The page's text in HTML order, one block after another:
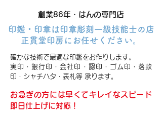
創業86年・はんの専門店
印鑑・印章は印章彫刻一級技能士の店
正貫堂印房にお任せください。
確かな技術で最適な印鑑をお作りします。
実印・銀行印・会社印・認印・ゴム印・落款
印・シャチハタ・表札等 承ります。
お急ぎの方には早くてキレイなスピード
即日仕上げに対応！